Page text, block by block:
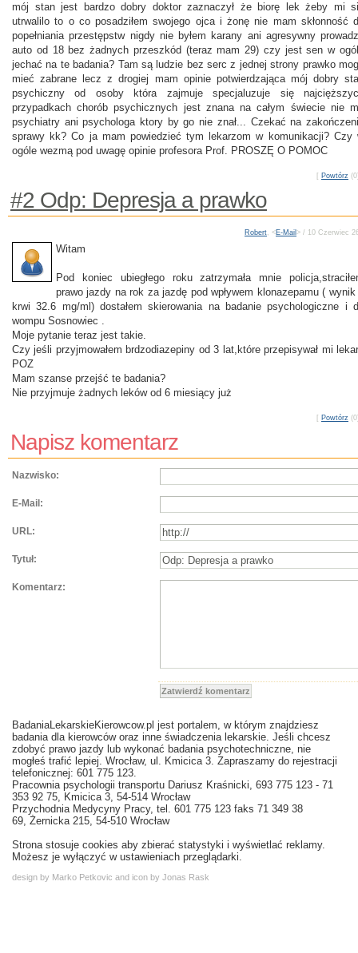
mój stan jest bardzo dobry doktor zaznaczył że biorę lek żeby mi
utrwalilo to o co posadziłem swojego ojca i żonę nie mam skłonność
popełniania przestępstw nigdy nie byłem karany ani agresywny
auto od 18 bez żadnych przeszkód (teraz mam 29) czy jest sen w
jechać na te badania? Tam są ludzie bez serc z jednej strony prawko
mieć zabrane lecz z drogiej mam opinie potwierdzająca mój dobry
psychiczny od osoby która zajmuje specjaluzuje się
przypadkach chorób psychicznych jest znana na całym świecie nie
psychiatry ani psychologa ktory by go nie znał... Czekać na
sprawy kk? Co ja mam powiedzieć tym lekarzom w komunikacji? Czy
ogóle wezmą pod uwagę opinie profesora Prof. PROSZĘ O POMOC
[ Powtórz
#2 Odp: Depresja a prawko
Robert, <E-Mail > / 10 Czerwiec
Witam
Pod koniec ubiegłego roku zatrzymała mnie
prawo jazdy na rok za jazdę pod wpływem klonazepamu (
krwi 32.6 mg/ml) dostałem skierowania na badanie psychologiczne i
wompu Sosnowiec .
Moje pytanie teraz jest takie.
Czy jeśli przyjmowałem brdzodiazepiny od 3 lat,które przepisywał mi
POZ
Mam szanse przejść te badania?
Nie przyjmuje żadnych leków od 6 miesiący już
[ Powtórz
Napisz komentarz
Nazwisko:
E-Mail:
URL:
Tytuł:
Komentarz:
Zatwierdź komentarz
BadaniaLekarskieKierowcow.pl jest portalem, w którym znajdziesz
badania dla kierowców oraz inne świadczenia lekarskie. Jeśli chcesz
zdobyć prawo jazdy lub wykonać badania psychotechniczne, nie
mogłeś trafić lepiej. Wrocław, ul. Kmicica 3. Zapraszamy do rejestracji
telefonicznej: 601 775 123.
Pracownia psychologii transportu Dariusz Kraśnicki, 693 775 123 - 71
353 92 75, Kmicica 3, 54-514 Wrocław
Przychodnia Medycyny Pracy, tel. 601 775 123 faks 71 349 38
69, Żernicka 215, 54-510 Wrocław
Strona stosuje cookies aby zbierać statystyki i wyświetlać reklamy.
Możesz je wyłączyć w ustawieniach przeglądarki.
design by Marko Petkovic and icon by Jonas Rask